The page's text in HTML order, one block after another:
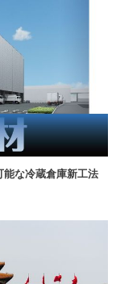
能な冷蔵倉庫新工法